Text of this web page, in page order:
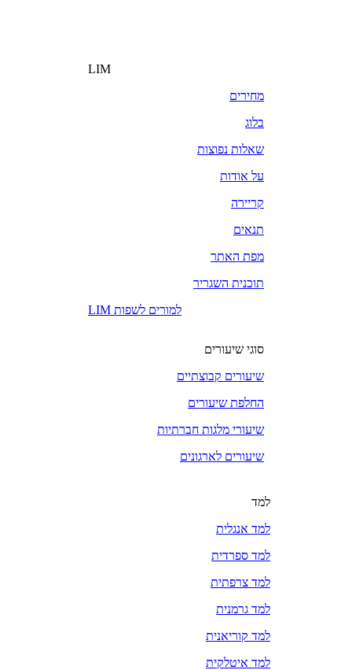
LIM
מחירים
בלוג
שאלות נפוצות
על אודות
קריירה
תנאים
מפת האתר
תוכנית השגריר
LIM למורים לשפות
סוגי שיעורים
שיעורים קבוצתיים
החלפת שיעורים
שיעורי מלגות חברתיות
שיעורים לארגונים
למד
למד אנגלית
למד ספרדית
למד צרפתית
למד גרמנית
למד קוריאנית
למד איטלקית